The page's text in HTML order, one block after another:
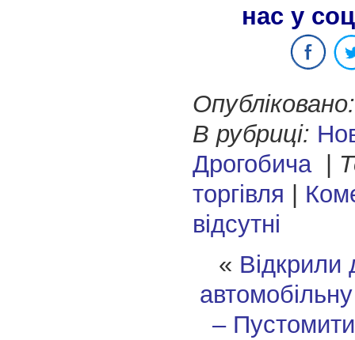
нас у
Опубліковано:
В рубриці:
Дрогобича|
торгівля
відсутні
« Відкрили
–